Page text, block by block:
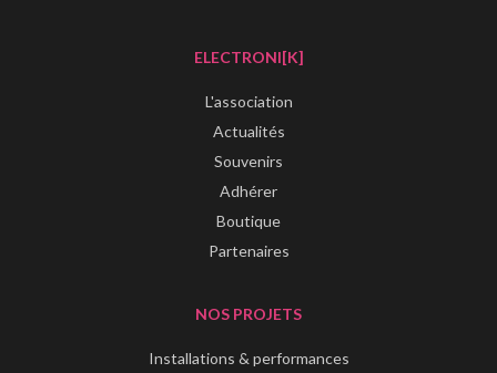
ELECTRONI[K]
L'association
Actualités
Souvenirs
Adhérer
Boutique
Partenaires
NOS PROJETS
Installations & performances